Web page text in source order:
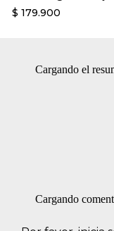
$ 179.900
Cargando el
Cargando